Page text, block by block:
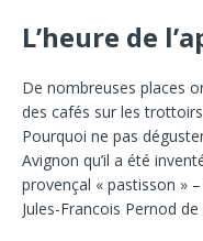
L’heure de
De nombreuses places
des cafés sur les
Pourquoi ne pas
Avignon qu’il a été
provençal « pastisson »
Jules-Francois Pernod